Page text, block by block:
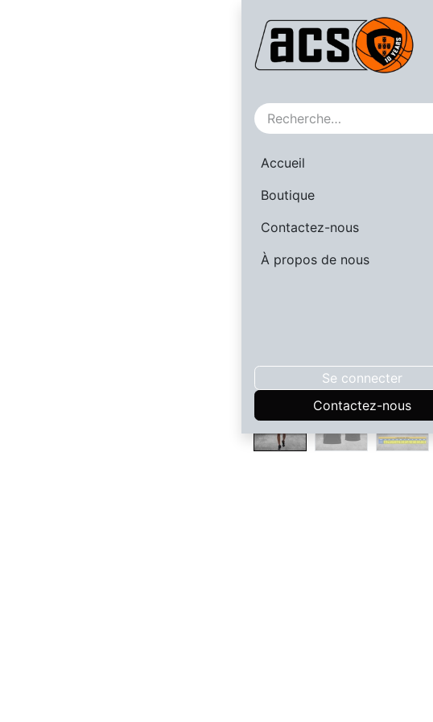
Accueil
Boutique
Contactez-nous
À propos de nous
Se connecter
Contactez-nous